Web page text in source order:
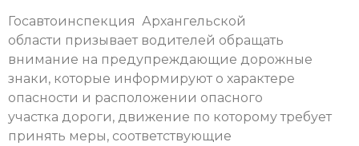
Госавтоинспекция Архангельской
области призывает водителей обращать
внимание на предупреждающие дорожные
знаки, которые информируют о характере
опасности и расположении опасного
участка дороги, движение по которому требует
принять меры, соответствующие